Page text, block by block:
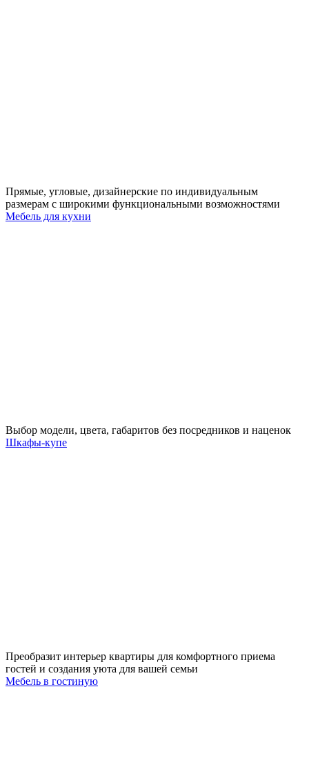
Прямые, угловые, дизайнерские по индивидуальным
размерам с широкими функциональными возможностями
Мебель для кухни
Выбор модели, цвета, габаритов без посредников и наценок
Шкафы-купе
Преобразит интерьер квартиры для комфортного приема
гостей и создания уюта для вашей семьи
Мебель в гостиную